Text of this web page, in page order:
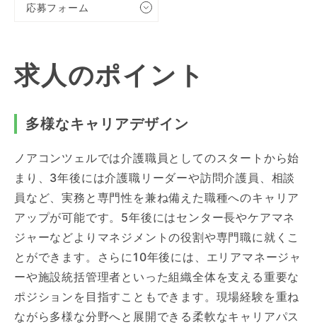
応募フォーム
求人のポイント
多様なキャリアデザイン
ノアコンツェルでは介護職員としてのスタートから始
まり、3年後には介護職リーダーや訪問介護員、相談
員など、実務と専門性を兼ね備えた職種へのキャリア
アップが可能です。5年後にはセンター長やケアマネ
ジャーなどよりマネジメントの役割や専門職に就くこ
とができます。さらに10年後には、エリアマネージャ
ーや施設統括管理者といった組織全体を支える重要な
ポジションを目指すこともできます。現場経験を重ね
ながら多様な分野へと展開できる柔軟なキャリアパス